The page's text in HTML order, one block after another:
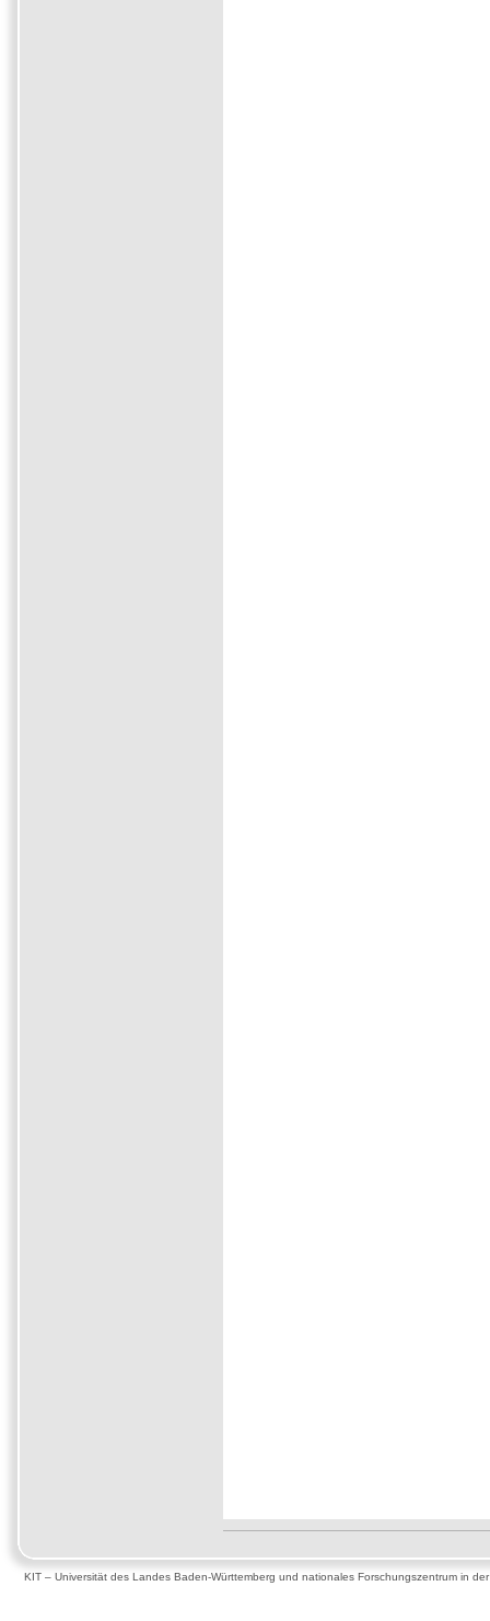
KIT – Universität des Landes Baden-Württemberg und nationales Forschungszentrum in